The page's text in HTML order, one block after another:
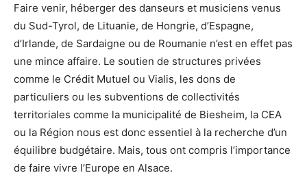
Faire venir, héberger des danseurs et musiciens venus
du Sud-Tyrol, de Lituanie, de Hongrie, d’Espagne,
d’Irlande, de Sardaigne ou de Roumanie n’est en effet pas
une mince affaire. Le soutien de structures privées
comme le Crédit Mutuel ou Vialis, les dons de
particuliers ou les subventions de collectivités
territoriales comme la municipalité de Biesheim, la CEA
ou la Région nous est donc essentiel à la recherche d’un
équilibre budgétaire. Mais, tous ont compris l’importance
de faire vivre l’Europe en Alsace.